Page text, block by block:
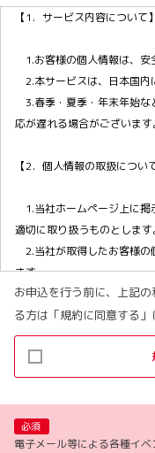
【1．サービス内容について】
1.お客様の個人情報は、安
2.本サービスは、日本国内
3.春季・夏季・年末年始な
応が遅れる場合がございます
【2．個人情報の取扱につい
1.当社ホームページ上に掲
適切に取り扱うものとします
2.当社が取得したお客様の
ます。
(1)お客様リクエストに対
連絡
(2)お客様から照会があっ
(3)お客様に不利益を与え
（電子メール、電話、郵送
(5)商品の企画・開発ある
様アンケート調査の実施
お申込を行う前に、上記
る方は「規約に同意する」
必須
電子メール等による各種イ